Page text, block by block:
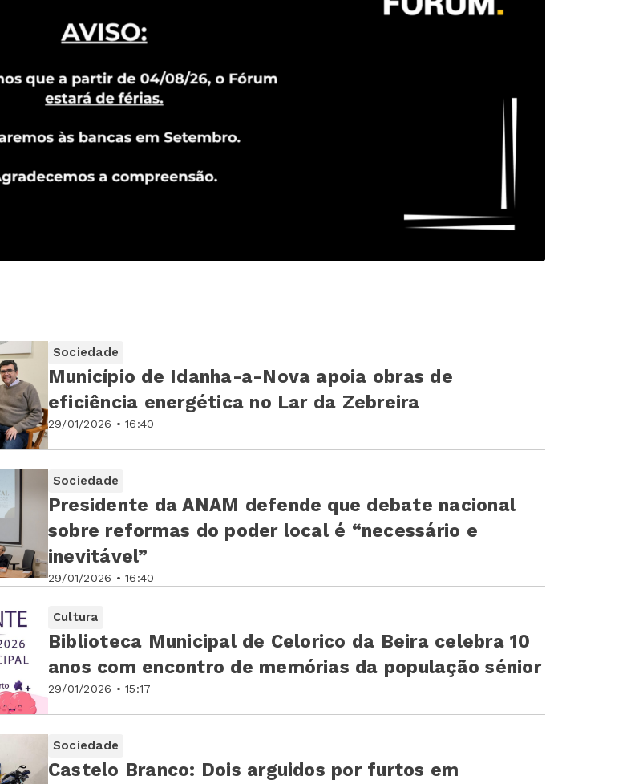
Sociedade
29/01/2026 • 16:40
Município de Idanha-a-Nova apoia obras de
eficiência energética no Lar da Zebreira
Sociedade
29/01/2026 • 16:40
Presidente da ANAM defende que debate nacional
sobre reformas do poder local é “necessário e
inevitável”
Cultura
29/01/2026 • 15:17
Biblioteca Municipal de Celorico da Beira celebra 10
anos com encontro de memórias da população sénior
Sociedade
Castelo Branco: Dois arguidos por furtos em